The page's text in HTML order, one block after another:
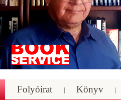
Folyóirat Könyv